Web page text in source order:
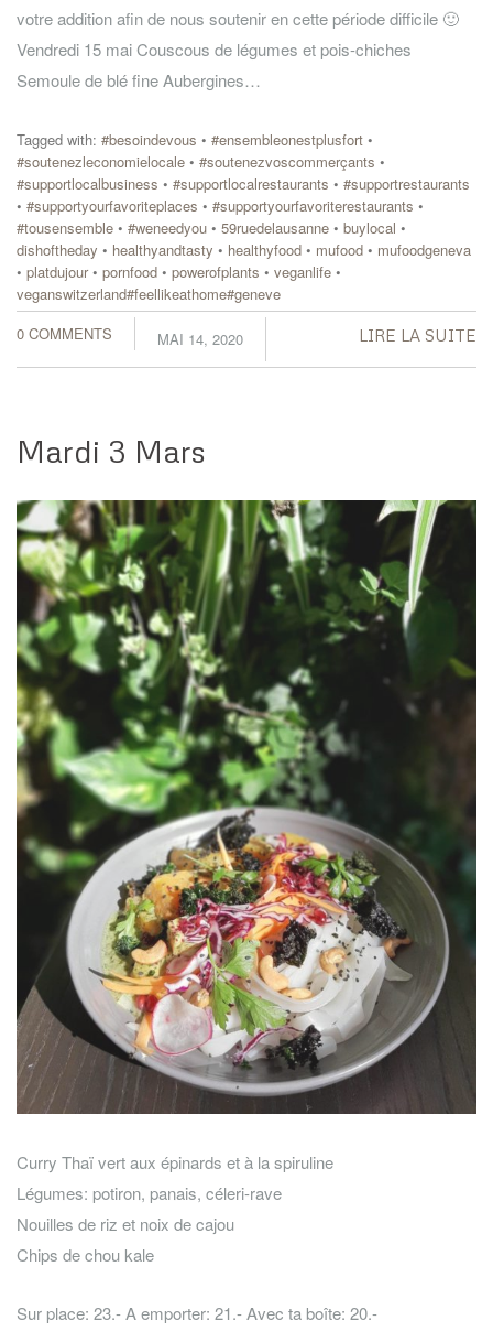
votre addition afin de nous soutenir en cette période difficile 🙂
Vendredi 15 mai Couscous de légumes et pois-chiches
Semoule de blé fine Aubergines…
Tagged with: #besoindevous • #ensembleonestplusfort •
#soutenezleconomielocale • #soutenezvoscommerçants •
#supportlocalbusiness • #supportlocalrestaurants • #supportrestaurants
• #supportyourfavoriteplaces • #supportyourfavoriterestaurants •
#tousensemble • #weneedyou • 59ruedelausanne • buylocal •
dishoftheday • healthyandtasty • healthyfood • mufood • mufoodgeneva
• platdujour• pornfood • powerofplants • veganlife •
veganswitzerland#feellikeathome#geneve
LIRE LA SUITE
0 COMMENTS MAI 14, 2020
Mardi 3 Mars
Curry Thaï vert aux épinards et à la spiruline
Légumes: potiron, panais, céleri-rave
Nouilles de riz et noix de cajou
Chips de chou kale
Sur place: 23.- A emporter: 21.- Avec ta boîte: 20.-